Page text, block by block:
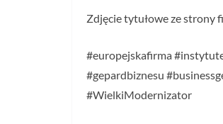
Zdjęcie tytułowe ze strony
#europejskafirma
#gepardbiznesu
#WielkiModernizator